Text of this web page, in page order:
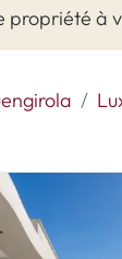
propriété à